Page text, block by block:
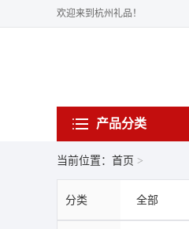
欢迎来到杭州礼品！
产品分类
当前位置：首页 >
分类 全部